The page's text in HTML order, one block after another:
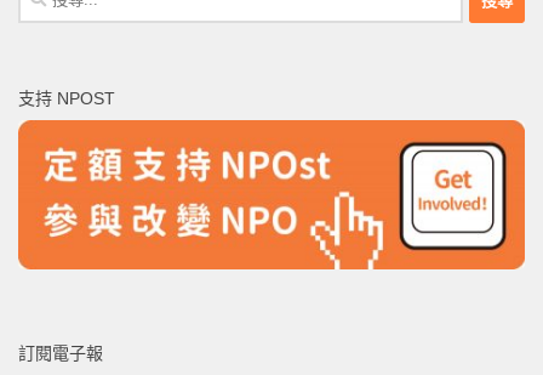
尋
字:
支持 NPOST
訂閱電子報